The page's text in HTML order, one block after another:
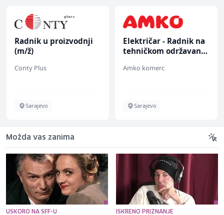
Radnik u proizvodnji
(m/ž)
Conty Plus
Sarajevo
Električar - Radnik na
tehničkom održavanju
Amko komerc
Sarajevo
Možda vas zanima
USKORO NA SFF-U ISKRENO PRIZNANJE